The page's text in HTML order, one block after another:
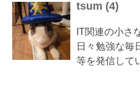
tsum (4)
IT関連の小さ
日々勉強な毎
等を発信して